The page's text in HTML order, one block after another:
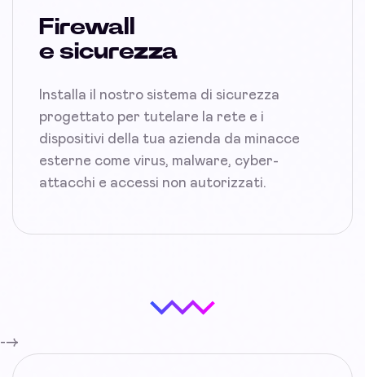
Firewall
e sicurezza
Installa il nostro sistema di sicurezza
progettato per tutelare la rete e i
dispositivi della tua azienda da minacce
esterne come virus, malware, cyber-
attacchi e accessi non autorizzati.
-->